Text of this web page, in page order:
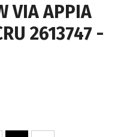
VIA APPIA
2613747 -